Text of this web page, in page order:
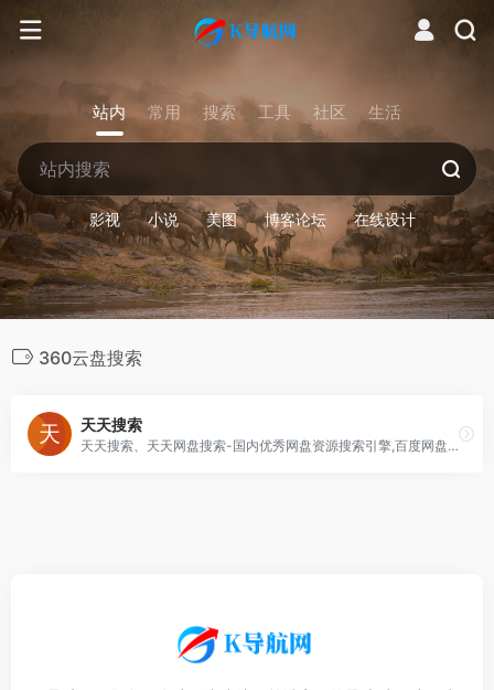
站内 常用 搜索 工具 社区 生活
影视 小说 美图 博客论坛 在线设计
360云盘搜索
天天搜索
天天搜索、天天网盘搜索-国内优秀网盘资源搜索引擎,百度网盘搜索,百度云搜索,支持百度网盘搜索,360云盘资源搜索,迅雷快传搜索,城通网盘搜索,华为DBank网盘